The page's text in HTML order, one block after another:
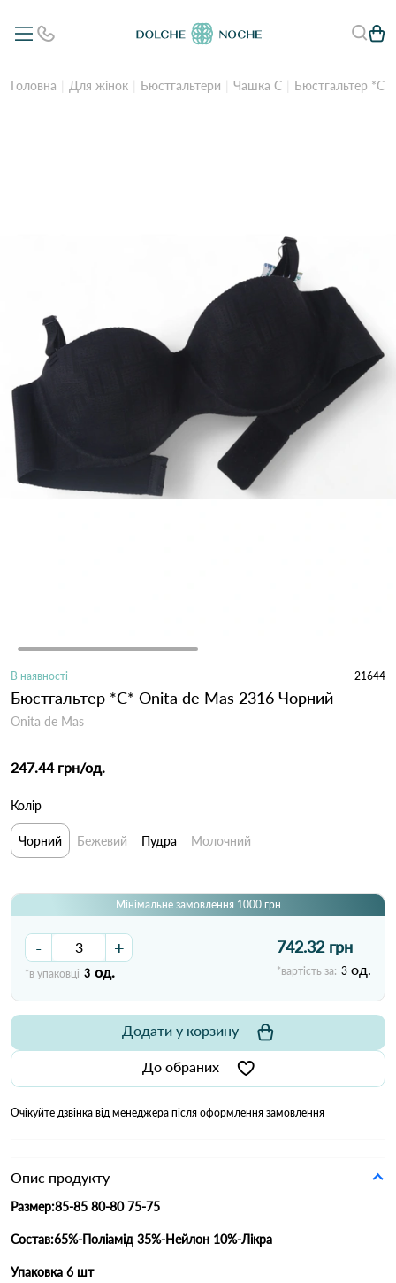
Головна Для жінок Бюстгальтери Чашка C Бюстгальтер
В наявності 21644
Бюстгальтер *С* Onita de Mas 2316 Чорний
Onita de Mas
247.44 грн/од.
Колір
Чорний Бежевий Пудра Молочний
Мінімальне замовлення 1000 грн
- +
*в упаковці 3 од.
742.32 грн
*вартість за: 3 од.
До обраних
Додати у корзину
Очікуйте дзвінка від менеджера після оформлення замовлення
Опис продукту
Размер:85-85 80-80 75-75
Состав:65%-Поліамід 35%-Нейлон 10%-Лікра
Упаковка 6 шт